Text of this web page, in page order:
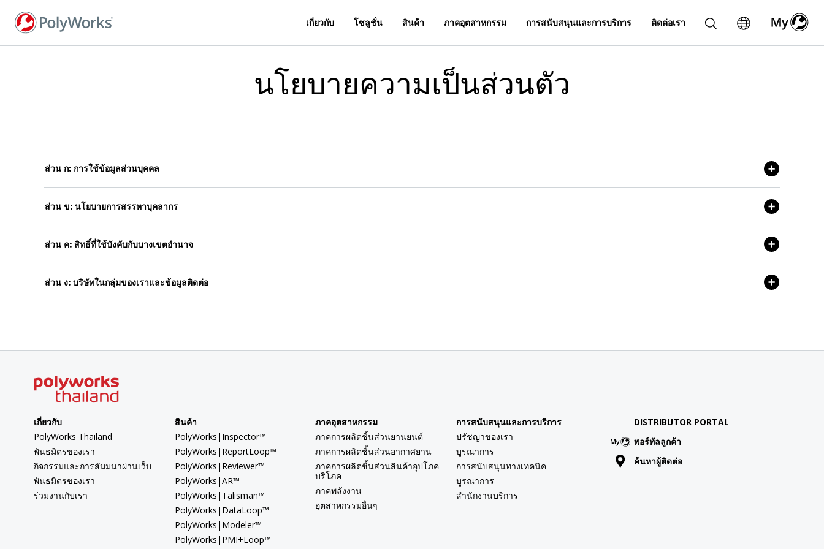
เกี่ยวกับ โซลูชั่น สินค้า ภาคอุตสาหกรรม การสนับสนุนและการบริการ ติดต่อเรา
นโยบายความเป็นส่วนตัว
ส่วน ก: การใช้ข้อมูลส่วนบุคคล
ส่วน ข: นโยบายการสรรหาบุคลากร
ส่วน ค: สิทธิ์ที่ใช้บังคับกับบางเขตอำนาจ
ส่วน ง: บริษัทในกลุ่มของเราและข้อมูลติดต่อ
เกี่ยวกับ
PolyWorks Thailand
พันธมิตรของเรา
กิจกรรมและการสัมมนาผ่านเว็บ
พันธมิตรของเรา
ร่วมงานกับเรา
สินค้า
PolyWorks|Inspector™
PolyWorks|ReportLoop™
PolyWorks|Reviewer™
PolyWorks|AR™
PolyWorks|Talisman™
PolyWorks|DataLoop™
PolyWorks|Modeler™
PolyWorks|PMI+Loop™
ภาคอุตสาหกรรม
ภาคการผลิตชิ้นส่วนยานยนต์
ภาคการผลิตชิ้นส่วนอากาศยาน
ภาคการผลิตชิ้นส่วนสินค้าอุปโภค
บริโภค
ภาคพลังงาน
อุตสาหกรรมอื่นๆ
การสนับสนุนและการบริการ
ปรัชญาของเรา
บูรณาการ
การสนับสนุนทางเทคนิค
บูรณาการ
สำนักงานบริการ
DISTRIBUTOR PORTAL
พอร์ทัลลูกค้า
ค้นหาผู้ติดต่อ